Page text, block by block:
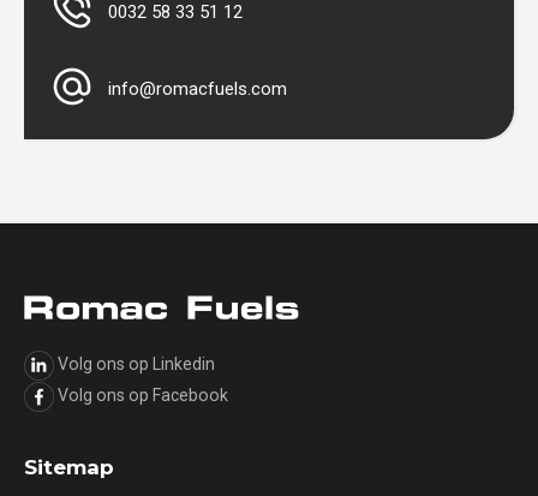
0032 58 33 51 12
info@romacfuels.com
Volg ons op Linkedin
Volg ons op Facebook
Sitemap